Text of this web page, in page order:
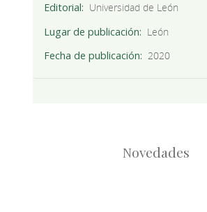
Editorial
Universidad de León
Lugar de publicación
León
Fecha de publicación
2020
Novedades